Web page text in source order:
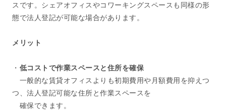
スです。シェアオフィスやコワーキングスペースも同様の形
態で法人登記が可能な場合があります。
メリット
・ 低コストで作業スペースと住所を確保
一般的な賃貸オフィスよりも初期費用や月額費用を抑えつ
つ、法人登記可能な住所と作業スペースを
確保できます。